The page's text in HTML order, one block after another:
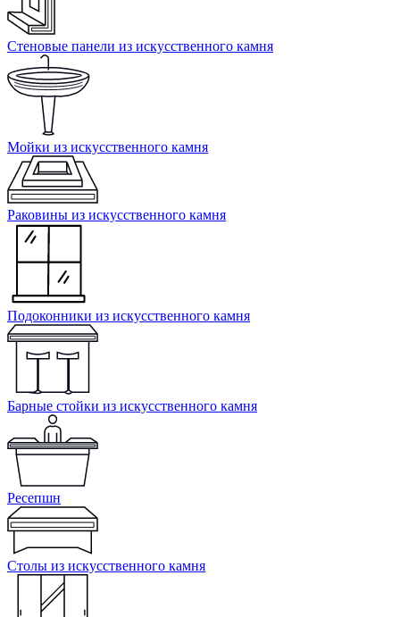
Стеновые панели из искусственного камня
Мойки из искусственного камня
Раковины из искусственного камня
Подоконники из искусственного камня
Барные стойки из искусственного камня
Ресепшн
Cтолы из искусственного камня